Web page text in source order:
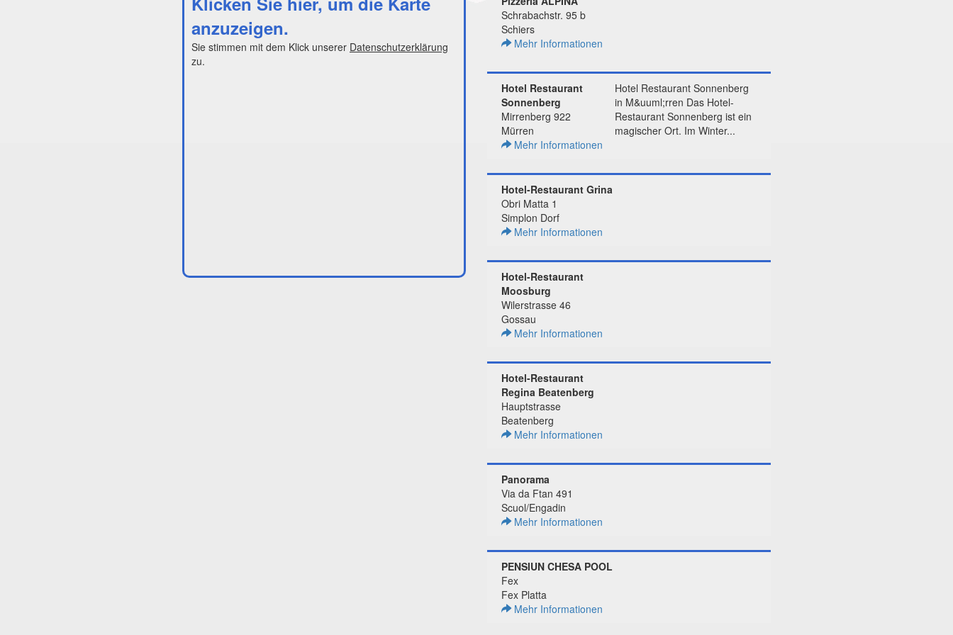
anzuzeigen.
Sie stimmen mit dem Klick unserer Datenschutzerklärung
zu.
Schrabachstr. 95 b
Schiers
Mehr Informationen
Hotel Restaurant Sonnenberg
in M&uuml;rren Das Hotel-
Restaurant Sonnenberg ist ein
magischer Ort. Im Winter...
Hotel Restaurant
Sonnenberg
Mirrenberg 922
Mürren
Mehr Informationen
Hotel-Restaurant Grina
Obri Matta 1
Simplon Dorf
Mehr Informationen
Hotel-Restaurant
Moosburg
Wilerstrasse 46
Gossau
Mehr Informationen
Hotel-Restaurant
Regina Beatenberg
Hauptstrasse
Beatenberg
Mehr Informationen
Panorama
Via da Ftan 491
Scuol/Engadin
Mehr Informationen
PENSIUN CHESA POOL
Fex
Fex Platta
Mehr Informationen